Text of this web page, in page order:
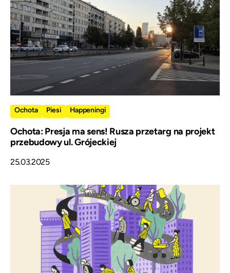
Ochota Piesi Happeningi
Ochota: Presja ma sens! Rusza przetarg na projekt
przebudowy ul. Grójeckiej
25.03.2025